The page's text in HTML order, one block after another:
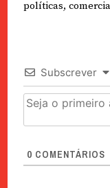
políticas,
Subscrever
0 COMENTÁRIOS